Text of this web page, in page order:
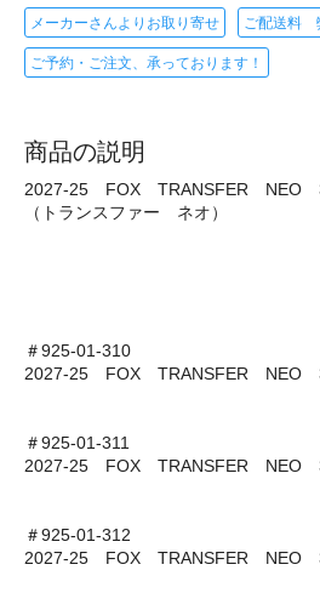
メーカーさんよりお取り寄せ ご配送料
ご予約・ご注文、承っております！
商品の説明
2027-25 FOX TRANSFER NEO
（トランスファー ネオ）
＃925-01-310
2027-25 FOX TRANSFER NEO
＃925-01-311
2027-25 FOX TRANSFER NEO
＃925-01-312
2027-25 FOX TRANSFER NEO